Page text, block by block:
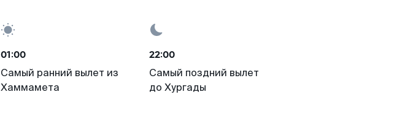
01:00
Самый ранний вылет из
Хаммамета
22:00
Самый поздний вылет
до Хургады